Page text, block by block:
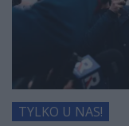
TYLKO U NAS!